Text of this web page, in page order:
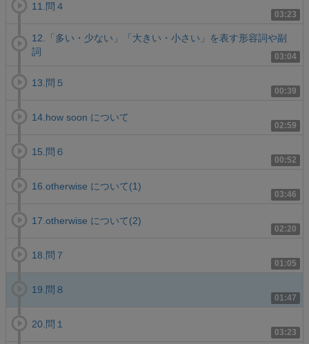
03:23
11.問４
03:04
12.「多い・少ない」「大きい・小さい」を表す形容詞や副
詞
00:39
13.問５
02:59
14.how soon について
00:52
15.問６
03:46
16.otherwise について(1)
02:20
17.otherwise について(2)
01:05
18.問７
01:47
19.問８
03:23
20.問１